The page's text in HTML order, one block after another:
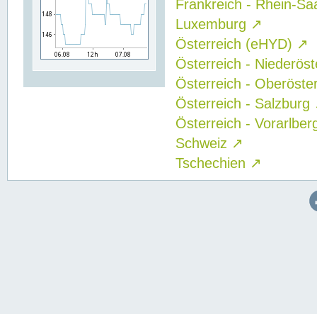
Frankreich - Rhein-
Luxemburg ↗
Österreich (eHYD) ↗
Österreich -
Österreich -
Österreich - Salzburg
Österreich -
Schweiz ↗
Tschechien ↗